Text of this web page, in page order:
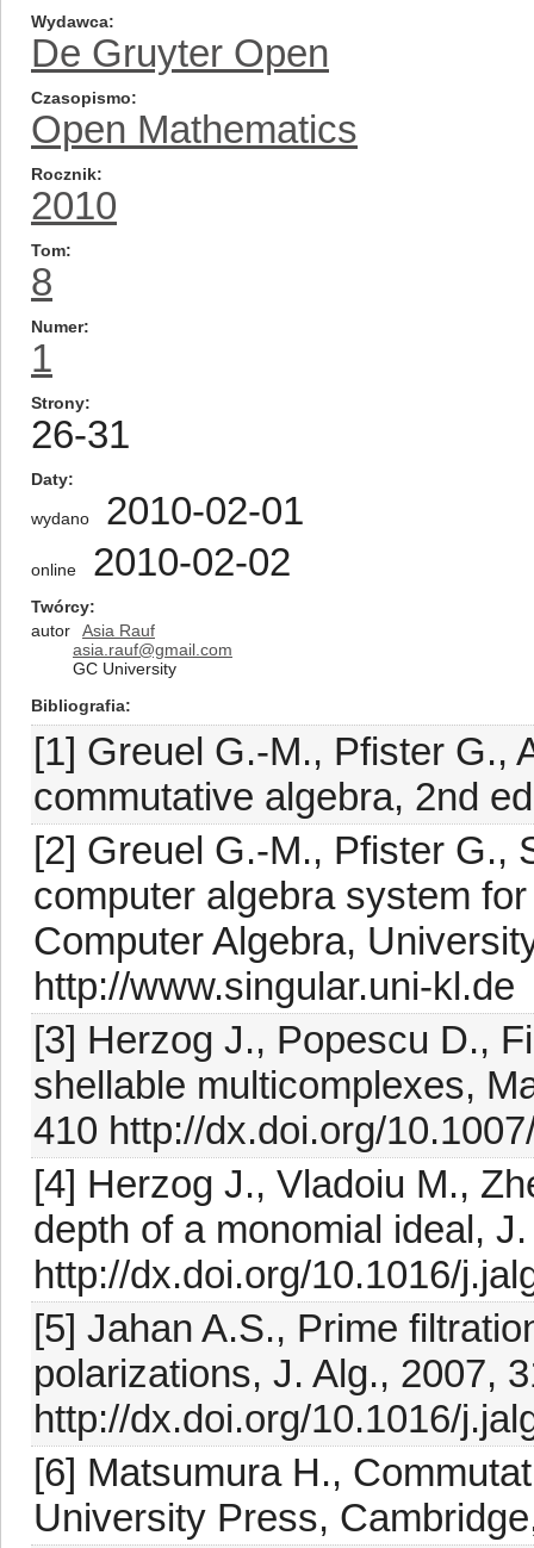
Wydawca
De Gruyter Open
Czasopismo
Open Mathematics
Rocznik
2010
Tom
8
Numer
1
Strony
26-31
Daty
wydano 2010-02-01
online 2010-02-02
Twórcy
autor
Asia Rauf
asia.rauf@gmail.com
GC University
Bibliografia
[1] Greuel G.-M., Pfister G.,
commutative algebra, 2nd
[2] Greuel G.-M., Pfister G.,
computer algebra system
Computer Algebra,
http://www.singular.uni-kl.de
[3] Herzog J., Popescu D.,
shellable multicomplexes,
410 http://dx.doi.org/
[4] Herzog J., Vladoiu M.,
depth of a monomial ideal,
http://dx.doi.org/10.1016/
[5] Jahan A.S., Prime
polarizations, J. Alg., 2007,
http://dx.doi.org/10.1016/
[6] Matsumura H.,
University Press,